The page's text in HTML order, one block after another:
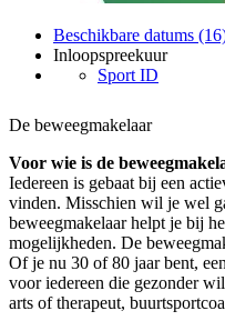
Beschikbare datums
Inloopspreekuur
Sport ID
De beweegmakelaar
Voor wie is de
Iedereen is gebaat bij een
vinden. Misschien wil je wel
beweegmakelaar helpt je bij
mogelijkheden. De
Of je nu 30 of 80 jaar bent,
voor iedereen die gezonder
arts of therapeut,